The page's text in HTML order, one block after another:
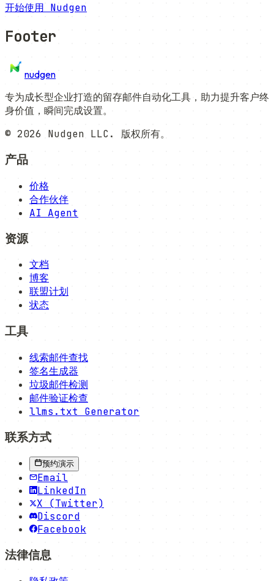
开始使用 Nudgen
Footer
nudgen
专为成长型企业打造的留存邮件自动化工具，助力提升客户终
身价值，瞬间完成设置。
© 2026 Nudgen LLC. 版权所有。
产品
价格
合作伙伴
AI Agent
资源
文档
博客
联盟计划
状态
工具
线索邮件查找
签名生成器
垃圾邮件检测
邮件验证检查
llms.txt Generator
联系方式
预约演示
Email
LinkedIn
X (Twitter)
Discord
Facebook
法律信息